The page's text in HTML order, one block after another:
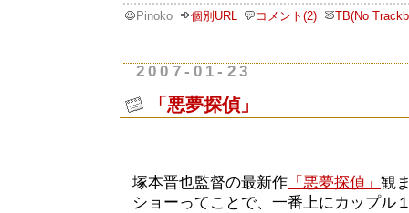
Pinoko 個別URL コメント(2) TB(No
2007-01-23
「悪夢探偵」
塚本晋也監督の最新作 「悪夢探偵」 観
ショーってことで、一番上にカップル